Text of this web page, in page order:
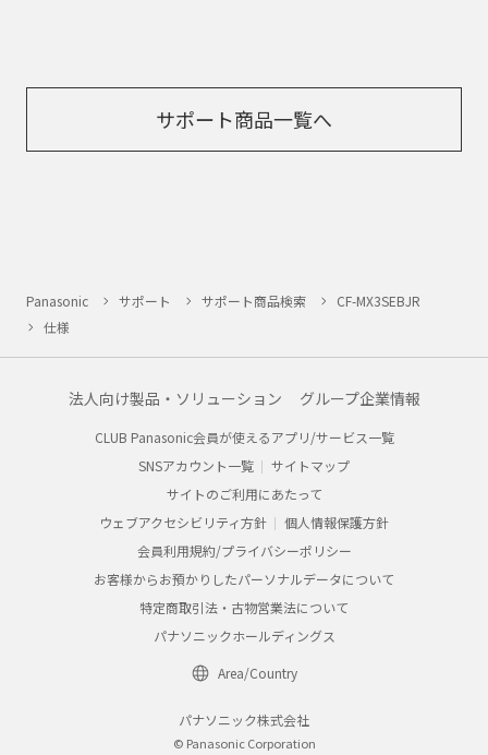
サポート商品一覧へ
Panasonic サポート サポート商品検索
CF-MX3SEBJR
仕様
法人向け製品・ソリューション グループ企業情報
CLUB Panasonic会員が使えるアプリ/サービス一覧
SNSアカウント一覧
サイトマップ
サイトのご利用にあたって
ウェブアクセシビリティ方針
個人情報保護方針
会員利用規約/プライバシーポリシー
お客様からお預かりしたパーソナルデータについて
特定商取引法・古物営業法について
パナソニックホールディングス
Area/Country
パナソニック株式会社
© Panasonic Corporation